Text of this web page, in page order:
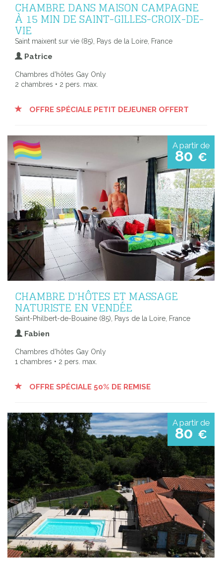
CHAMBRE DANS MAISON CAMPAGNE
À 15 MIN DE SAINT-GILLES-CROIX-DE-
VIE
Saint maixent sur vie (85), Pays de la Loire, France
Patrice
Chambres d'hôtes Gay Only
2 chambres • 2 pers. max.
OFFRE SPÉCIALE PETIT DEJEUNER OFFERT
A partir de
80 €
CHAMBRE D'HÔTES ET MASSAGE
NATURISTE EN VENDÉE
Saint-Philbert-de-Bouaine (85), Pays de la Loire, France
Fabien
Chambres d'hôtes Gay Only
1 chambres • 2 pers. max.
OFFRE SPÉCIALE 50% DE REMISE
A partir de
80 €